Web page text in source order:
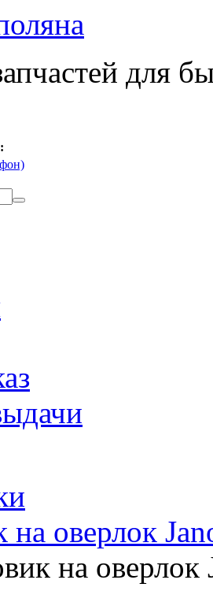
для
на оверлок
на оверлок